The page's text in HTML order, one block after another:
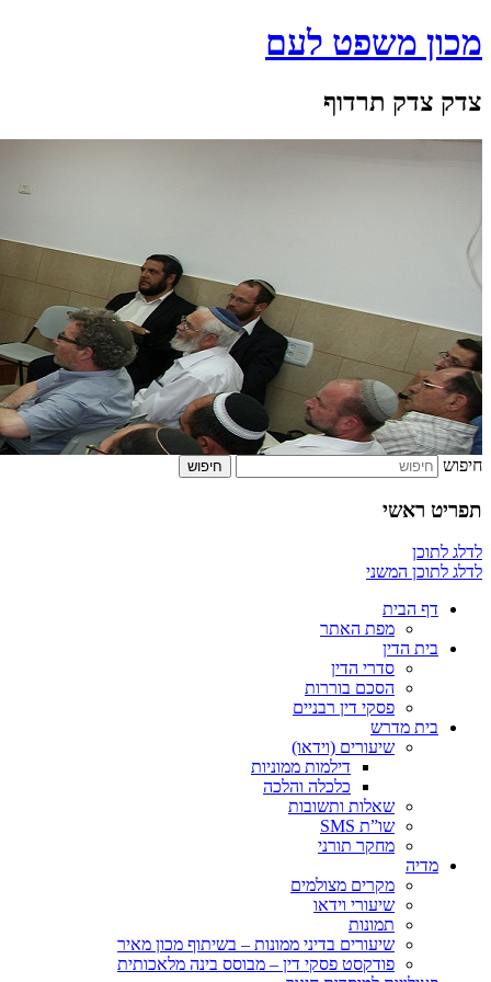
מכון משפט לעם
צדק צדק תרדוף
חיפוש
תפריט ראשי
לדלג לתוכן
לדלג לתוכן המשני
דף הבית
מפת האתר
בית הדין
סדרי הדין
הסכם בוררות
פסקי דין רבניים
בית מדרש
שיעורים (וידאו)
דילמות ממוניות
כלכלה והלכה
שאלות ותשובות
שו”ת SMS
מחקר תורני
מדיה
מקרים מצולמים
שיעורי וידאו
תמונות
שיעורים בדיני ממונות – בשיתוף מכון מאיר
פודקסט פסקי דין – מבוסס בינה מלאכותית